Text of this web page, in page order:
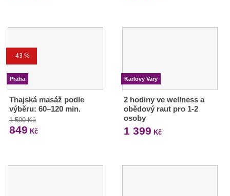
-43 %
Praha
Thajská masáž podle
výběru: 60–120 min.
1 500 Kč
849 Kč
Karlovy Vary
2 hodiny ve wellness a
obědový raut pro 1-2
osoby
1 399 Kč